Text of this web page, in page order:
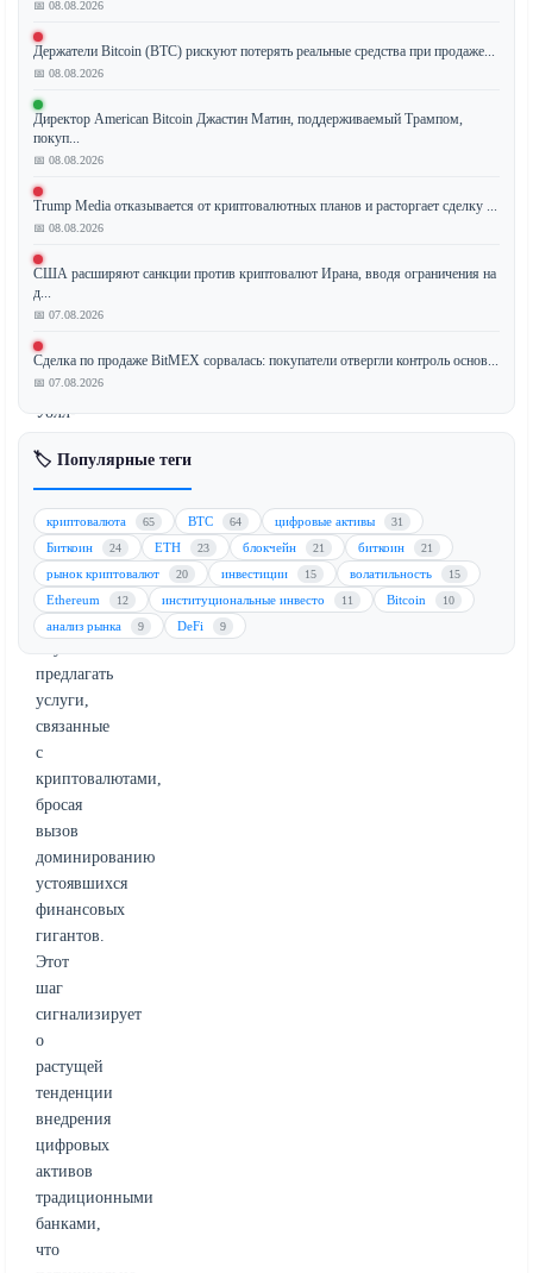
Техасский
банк
успешно
завершил
регуляторный
позиционируя
себя
как
грозного
нового
традиционным
институтам
Уолл-
в
сфере
криптовалют.
Стратегический
сдвиг
банка
позволяет
предлагать
услуги,
связанные
с
криптовалютами,
бросая
вызов
доминированию
устоявшихся
финансовых
гигантов.
Этот
шаг
сигнализирует
о
растущей
тенденции
внедрения
цифровых
активов
традиционными
банками,
что
📅 08.08.2026
Держатели Bitcoin (BTC) рискуют потерять реальные средства при продаже...
📅 08.08.2026
Директор American Bitcoin Джастин Матин, поддерживаемый Трампом,
покуп...
📅 08.08.2026
Trump Media отказывается от криптовалютных планов и расторгает сделку ...
📅 08.08.2026
США расширяют санкции против криптовалют Ирана, вводя ограничения на
д...
📅 07.08.2026
Сделка по продаже BitMEX сорвалась: покупатели отвергли контроль основ...
📅 07.08.2026
🏷️ Популярные теги
криптовалюта 65 BTC 64 цифровые активы 31
Биткоин 24 ETH 23 блокчейн 21 биткоин 21
рынок криптовалют 20 инвестиции 15 волатильность 15
Ethereum 12 институциональные инвесто 11 Bitcoin 10
анализ рынка 9 DeFi 9